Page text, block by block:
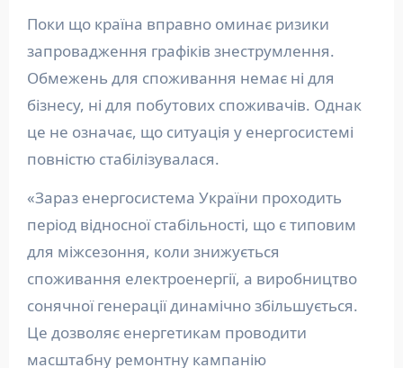
Поки що країна вправно оминає ризики
запровадження графіків знеструмлення.
Обмежень для споживання немає ні для
бізнесу, ні для побутових споживачів. Однак
це не означає, що ситуація у енергосистемі
повністю стабілізувалася.
«Зараз енергосистема України проходить
період відносної стабільності, що є типовим
для міжсезоння, коли знижується
споживання електроенергії, а виробництво
сонячної генерації динамічно збільшується.
Це дозволяє енергетикам проводити
масштабну ремонтну кампанію